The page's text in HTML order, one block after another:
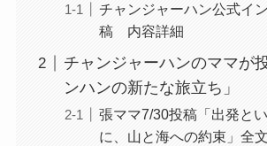
チャンジャーハン公式イ
稿 内容詳細
チャンジャーハンのママが
ンハンの新たな旅立ち」
張ママ7/30投稿「出発と
に、山と海への約束」全